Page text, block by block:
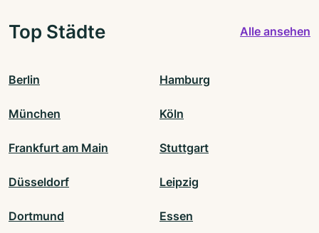
Top Städte Alle ansehen
Berlin Hamburg
München Köln
Frankfurt am Main Stuttgart
Düsseldorf Leipzig
Dortmund Essen